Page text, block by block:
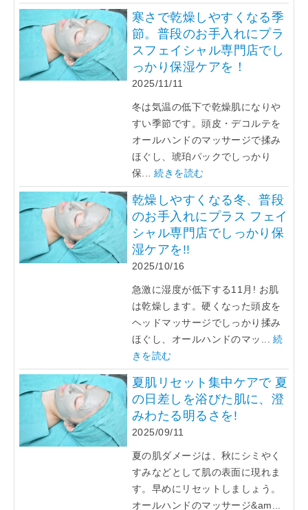
寒さで乾燥しやすくなる季
節。普段のお手入れにプラ
スフェイシャル専門店でし
っかり保湿ケアを！
2025/11/11
冬は気温の低下で乾燥肌になりや
すい季節です。頭皮・デコルテを
オールハンドのマッサージで揉み
ほぐし、琥珀パックでしっかり
保...続きを読む
乾燥しやすくなる冬、普段
のお手入れにプラス フェイ
シャル専門店でしっかり保
湿ケアを!!
2025/10/16
急激に湿度が低下する11月! お肌
は乾燥します。硬くなった頭皮を
ヘッドマッサージでしっかり揉み
ほぐし、オールハンドのマッ...続
きを読む
夏肌リセット集中ケアで 夏
の日差しを浴びた肌に、澄
みわたる明るさを!
2025/09/11
夏の肌ダメージは、秋にシミやく
すみなどとして肌の表面に現れま
す。早めにリセットしましょう。
オールハンドのマッサージ&am...